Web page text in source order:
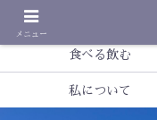
食べる飲む
私について
メニュー